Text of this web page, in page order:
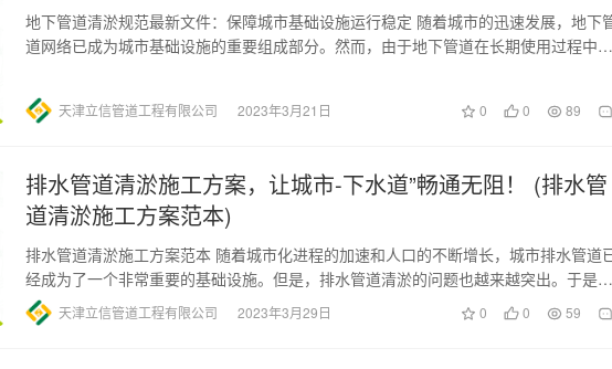
地下管道清淤规范最新文件：保障城市基础设施运行稳定 随着城市的迅速发展，地下
道网络已成为城市基础设施的重要组成部分。然而，由于地下管道在长期使用过程中易
天津立信管道工程有限公司 2023年3月21日 0 0 89
排水管道清淤施工方案，让城市-下水道”畅通无阻！ (排水管
道清淤施工方案范本)
排水管道清淤施工方案范本 随着城市化进程的加速和人口的不断增长，城市排水管道
经成为了一个非常重要的基础设施。但是，排水管道清淤的问题也越来越突出。于是，
针对这一问题，我们需要提供…
天津立信管道工程有限公司 2023年3月29日 0 0 59